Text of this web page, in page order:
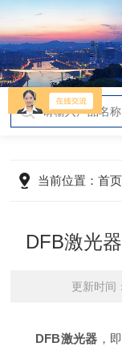
当前位置：首页
DFB激光
更新时
DFB激光器 ，